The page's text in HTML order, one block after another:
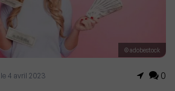
© adobestock
, le 4 avril 2023 0